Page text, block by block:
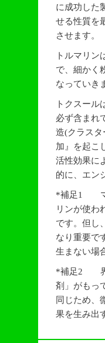
に成功した
せる性質を
させます。
トルマリン
で、細かく
なっていき
トクスール
必ず含まれ
造(クラス
加』を起こ
活性効果に
的に、エン
*補足1 マ
リンが使わ
です。但し
なり重要で
生まない場
*補足2 界
剤」がもっ
同じため、
果を生み出